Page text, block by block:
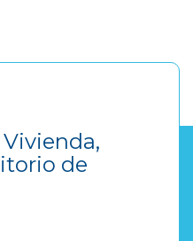
de